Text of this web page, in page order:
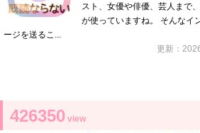
スト、女優や俳優、芸人まで
が使っていますね。 そんなイ
ージを送るこ...
更新：
426350 view